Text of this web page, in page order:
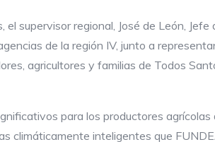
supervisor regional, José de León,
de la región IV, junto a
agricultores y familias de Todos
para los productores
climáticamente inteligentes que